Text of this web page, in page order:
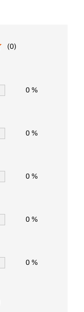
(0)
0 %
0 %
0 %
0 %
0 %